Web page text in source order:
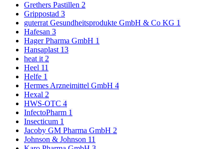
Grethers Pastillen 2
Grippostad 3
guterrat Gesundheitsprodukte GmbH & Co KG 1
Hafesan 3
Hager Pharma GmbH 1
Hansaplast 13
heat it 2
Heel 11
Helfe 1
Hermes Arzneimittel GmbH 4
Hexal 2
HWS-OTC 4
InfectoPharm 1
Insecticum 1
Jacoby GM Pharma GmbH 2
Johnson & Johnson 11